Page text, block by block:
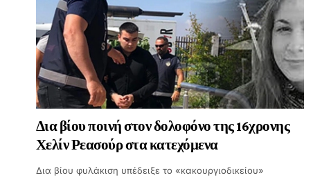
Δια βίου ποινή στον δολοφόνο της 16χρονης
Χελίν Ρεασούρ στα κατεχόμενα
Δια βίου φυλάκιση υπέδειξε το «κακουργιοδικείου»